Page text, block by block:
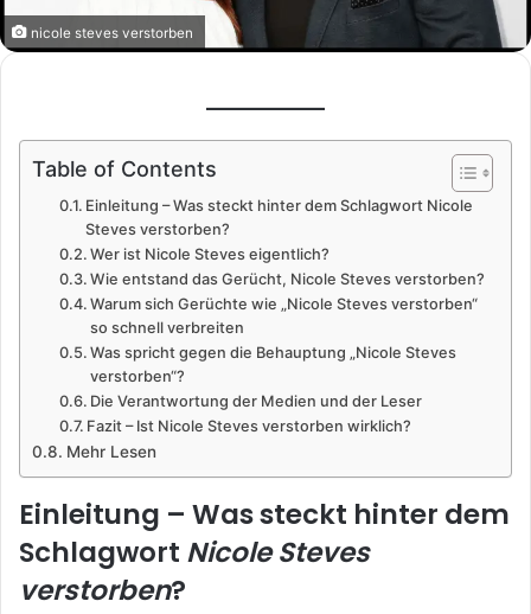
nicole steves verstorben
Table of Contents
Einleitung – Was steckt hinter dem Schlagwort Nicole
Steves verstorben?
Wer ist Nicole Steves eigentlich?
Wie entstand das Gerücht, Nicole Steves verstorben?
Warum sich Gerüchte wie „Nicole Steves verstorben“
so schnell verbreiten
Was spricht gegen die Behauptung „Nicole Steves
verstorben“?
Die Verantwortung der Medien und der Leser
Fazit – Ist Nicole Steves verstorben wirklich?
Mehr Lesen
Einleitung – Was steckt hinter dem
Schlagwort Nicole Steves
verstorben?